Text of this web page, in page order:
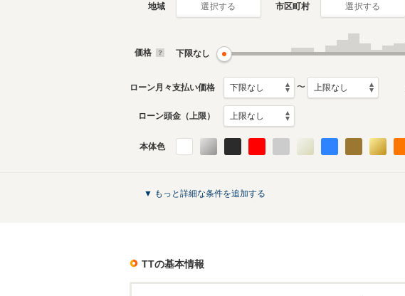
生産モデル
2006年10月～2015年7月
生産モデル
TTのカタログを見る
地域 選択する 市区町村 選択する
価格 下限なし
ローン月々支払い価格 〜
ローン頭金（上限）
本体色
▼ もっと詳細な条件を追加する
TTの基本情報